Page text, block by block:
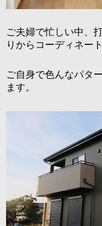
ご夫婦で忙しい中、
りからコーディネー
ご自身で色んなパタ
ます。